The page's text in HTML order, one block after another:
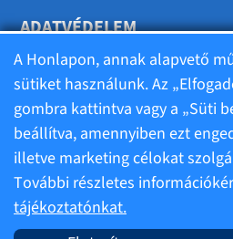
ADATVÉDELEM
SÜTIK BEÁLLÍTÁSA
Felhasználási feltételek
Alapadatok
A Honlapon, annak alapvető
sütiket használunk. Az
gombra kattintva vagy a „Süti
beállítva, amennyiben ezt
illetve marketing célokat
További részletes
tájékoztatónkat.